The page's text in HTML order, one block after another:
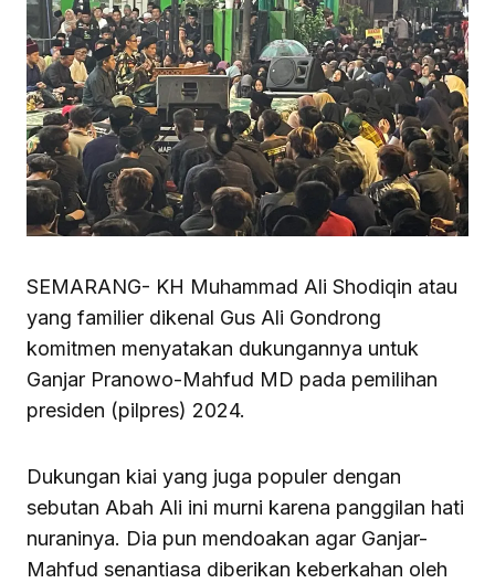
SEMARANG- KH Muhammad Ali Shodiqin atau
yang familier dikenal Gus Ali Gondrong
komitmen menyatakan dukungannya untuk
Ganjar Pranowo-Mahfud MD pada pemilihan
presiden (pilpres) 2024.
Dukungan kiai yang juga populer dengan
sebutan Abah Ali ini murni karena panggilan hati
nuraninya. Dia pun mendoakan agar Ganjar-
Mahfud senantiasa diberikan keberkahan oleh